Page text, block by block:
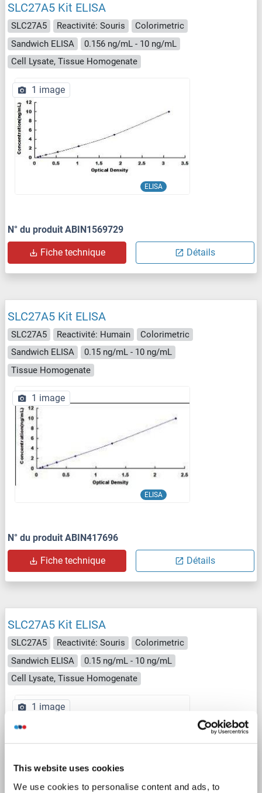
This website uses cookies
We use cookies to personalise content and ads, to
SLC27A5 Kit ELISA
SLC27A5 Reactivité: Souris
Colorimetric
Sandwich ELISA
0.156 ng/mL - 10 ng/mL
Cell Lysate, Tissue Homogenate
ELISA
1 image
N° du produit ABIN1569729
Fiche technique Détails
SLC27A5 Kit ELISA
SLC27A5 Reactivité: Humain
Colorimetric
Sandwich ELISA
0.15 ng/mL - 10 ng/mL
Tissue Homogenate
ELISA
1 image
N° du produit ABIN417696
Fiche technique Détails
SLC27A5 Kit ELISA
SLC27A5 Reactivité: Souris
Colorimetric
Sandwich ELISA
0.15 ng/mL - 10 ng/mL
Cell Lysate, Tissue Homogenate
1 image